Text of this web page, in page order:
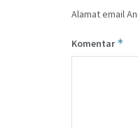
Alamat email
Komentar*